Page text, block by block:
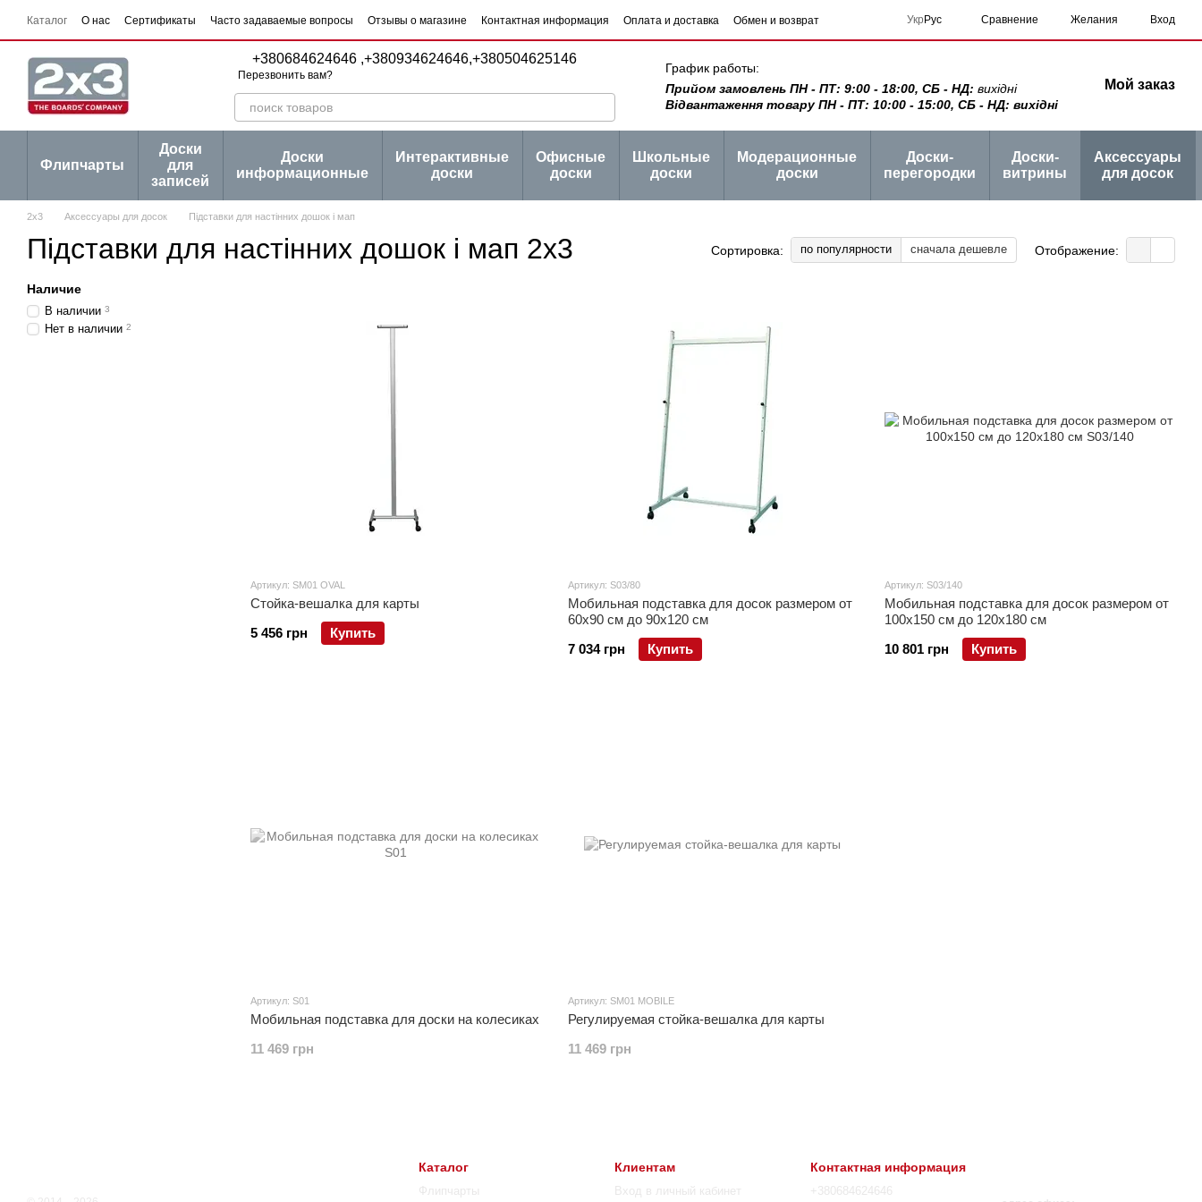
Перейти к основному контенту
Каталог О нас Сертификаты Часто задаваемые вопросы Отзывы о магазине Контактная информация Оплата и доставка
Обмен и возврат
Пользовательское соглашение
Договор публичной оферты Серии товаров Блог
Укр Рус Сравнение Желания Вход
+380684624646 ,+380934624646,+380504625146
Перезвонить вам?
График работы:
Прийом замовлень ПН - ПТ: 9:00 - 18:00, СБ - НД: вихідні
Відвантаження товару ПН - ПТ: 10:00 - 15:00, СБ - НД: вихідні
Мой заказ
Флипчарты
Доски
для
записей
Доски
информационные
Интерактивные
доски
Офисные
доски
Школьные
доски
Модерационные
доски
Доски-
перегородки
Доски-
витрины
Аксессуары
для досок
2х3 Аксессуары для досок Підставки для настінних дошок і мап
Підставки для настінних дошок і мап 2х3 Сортировка: по популярности сначала дешевле Отображение:
Артикул: SM01 OVAL
Стойка-вешалка для карты
5 456 грн
Купить
Артикул: S03/80
Мобильная подставка для досок размером от
60x90 см до 90x120 см
7 034 грн
Купить
Артикул: S03/140
Мобильная подставка для досок размером от
100x150 см до 120x180 см
10 801 грн
Купить
Артикул: S01
Мобильная подставка для доски на колесиках
11 469 грн
Артикул: SM01 MOBILE
Регулируемая стойка-вешалка для карты
11 469 грн
Наличие
В наличии 3
Нет в наличии 2
Каталог
Флипчарты
Клиентам
Вход в личный кабинет
Контактная информация
+380684624646